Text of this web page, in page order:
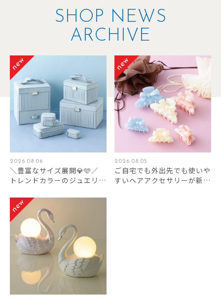
SHOP NEWS
ARCHIVE
2026.08.06
＼豊富なサイズ展開💎🩵／
トレンドカラーのジュエリー
2026.08.05
ご自宅でも外出先でも使いや
すいヘアアクセサリーが新登